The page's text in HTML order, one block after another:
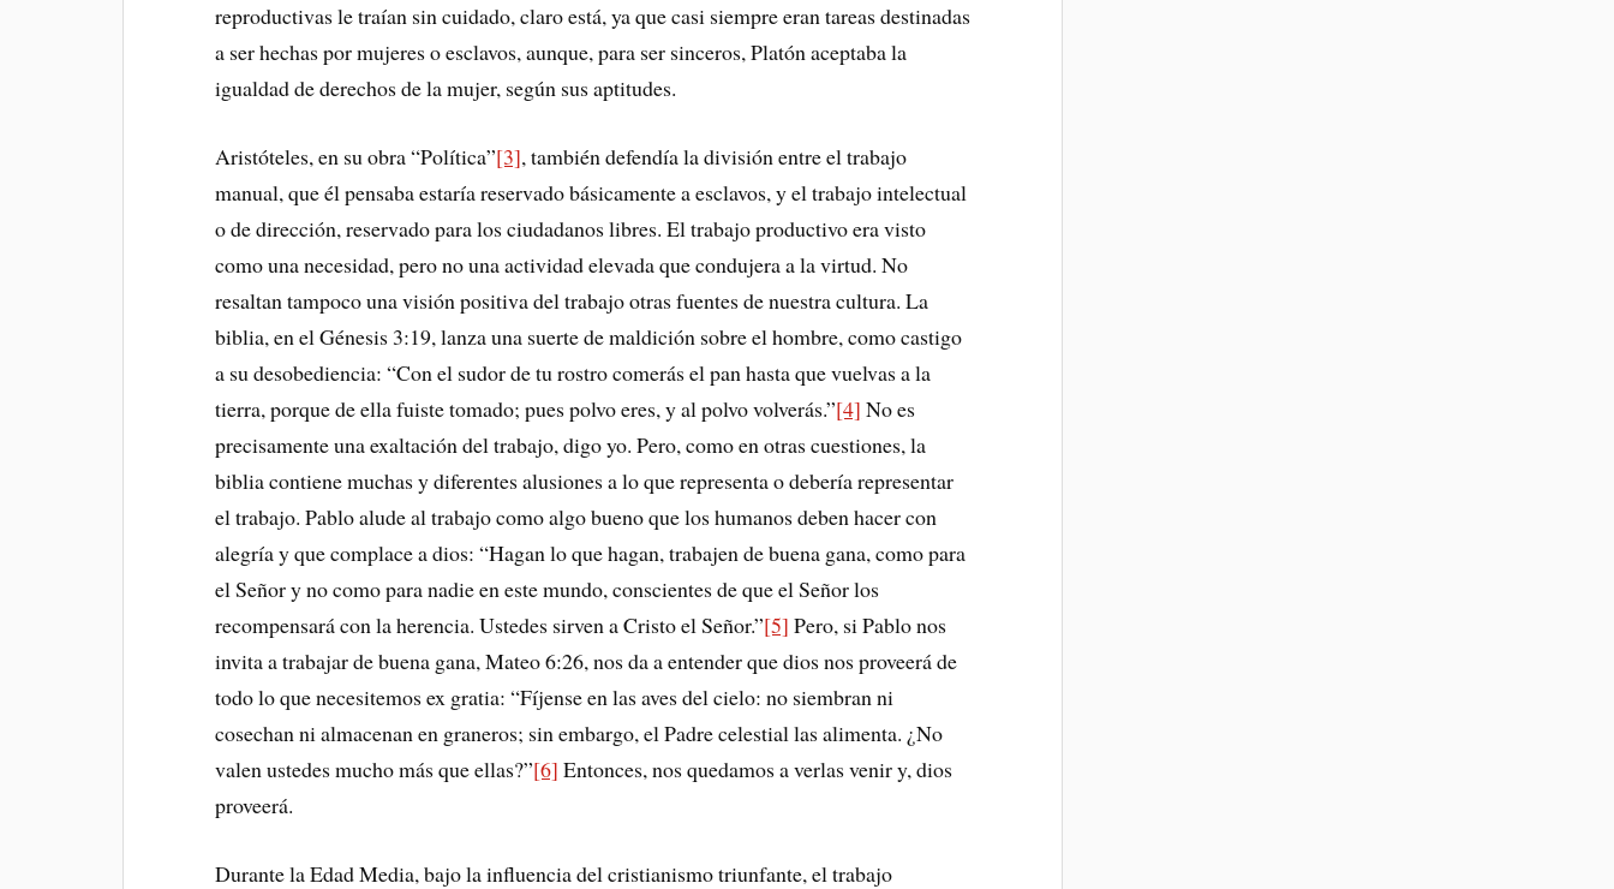
reproductivas le traían sin cuidado, claro está, ya que casi siempre eran tareas destinadas
a ser hechas por mujeres o esclavos, aunque, para ser sinceros, Platón aceptaba la
igualdad de derechos de la mujer, según sus aptitudes.
Aristóteles, en su obra “Política”[3], también defendía la división entre el trabajo
manual, que él pensaba estaría reservado básicamente a esclavos, y el trabajo intelectual
o de dirección, reservado para los ciudadanos libres. El trabajo productivo era visto
como una necesidad, pero no una actividad elevada que condujera a la virtud. No
resaltan tampoco una visión positiva del trabajo otras fuentes de nuestra cultura. La
biblia, en el Génesis 3:19, lanza una suerte de maldición sobre el hombre, como castigo
a su desobediencia: “Con el sudor de tu rostro comerás el pan hasta que vuelvas a la
tierra, porque de ella fuiste tomado; pues polvo eres, y al polvo volverás.”[4] No es
precisamente una exaltación del trabajo, digo yo. Pero, como en otras cuestiones, la
biblia contiene muchas y diferentes alusiones a lo que representa o debería representar
el trabajo. Pablo alude al trabajo como algo bueno que los humanos deben hacer con
alegría y que complace a dios: “Hagan lo que hagan, trabajen de buena gana, como para
el Señor y no como para nadie en este mundo, conscientes de que el Señor los
recompensará con la herencia. Ustedes sirven a Cristo el Señor.”[5] Pero, si Pablo nos
invita a trabajar de buena gana, Mateo 6:26, nos da a entender que dios nos proveerá de
todo lo que necesitemos ex gratia: “Fíjense en las aves del cielo: no siembran ni
cosechan ni almacenan en graneros; sin embargo, el Padre celestial las alimenta. ¿No
valen ustedes mucho más que ellas?”[6] Entonces, nos quedamos a verlas venir y, dios
proveerá.
Durante la Edad Media, bajo la influencia del cristianismo triunfante, el trabajo